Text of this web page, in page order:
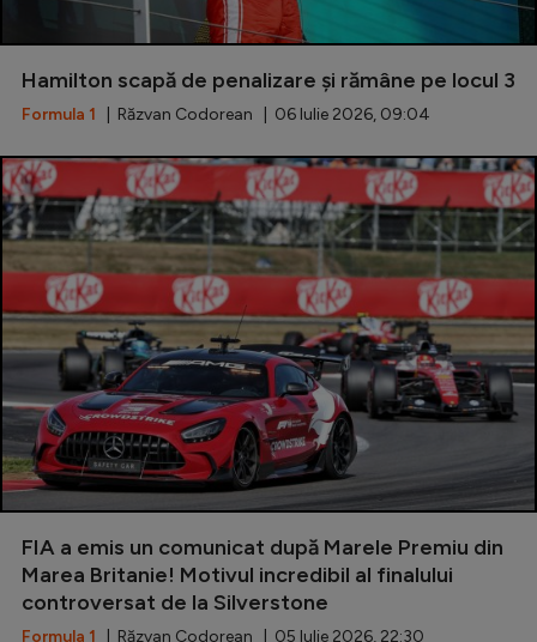
Hamilton scapă de penalizare și rămâne pe locul 3
Formula 1 | Răzvan Codorean | 06 Iulie 2026, 09:04
FIA a emis un comunicat după Marele Premiu din
Marea Britanie! Motivul incredibil al finalului
controversat de la Silverstone
Formula 1 | Răzvan Codorean | 05 Iulie 2026, 22:30